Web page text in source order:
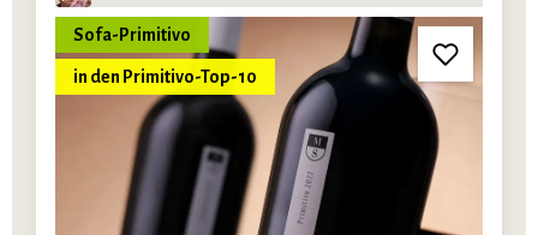
Sofa-Primitivo
in den Primitivo-Top-10